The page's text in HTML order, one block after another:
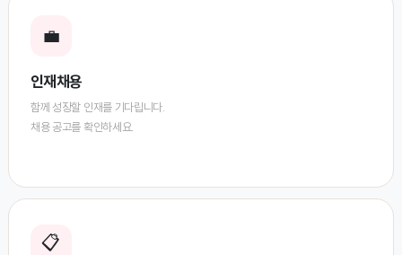
💼
인재채용
함께 성장할 인재를 기다립니다.
채용 공고를 확인하세요.
📋